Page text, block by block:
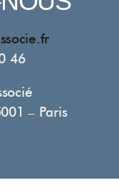
46
– Paris